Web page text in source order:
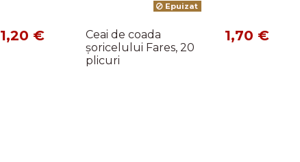
1,20 €
Epuizat
Ceai de coada
șoricelului Fares, 20
plicuri
1,70 €